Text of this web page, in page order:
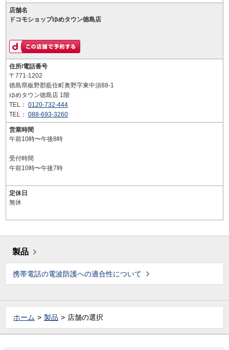
店舗名
ドコモショップゆめタウン徳島店
住所/電話番号
〒771-1202
徳島県板野郡藍住町奥野字東中須88-1
ゆめタウン徳島店 1階
TEL： 0120-732-444
TEL： 088-693-3260
営業時間
午前10時〜午後8時
受付時間
午前10時〜午後7時
定休日
無休
製品
携帯電話の電波防護への適合性について
ホーム 製品 店舗の選択